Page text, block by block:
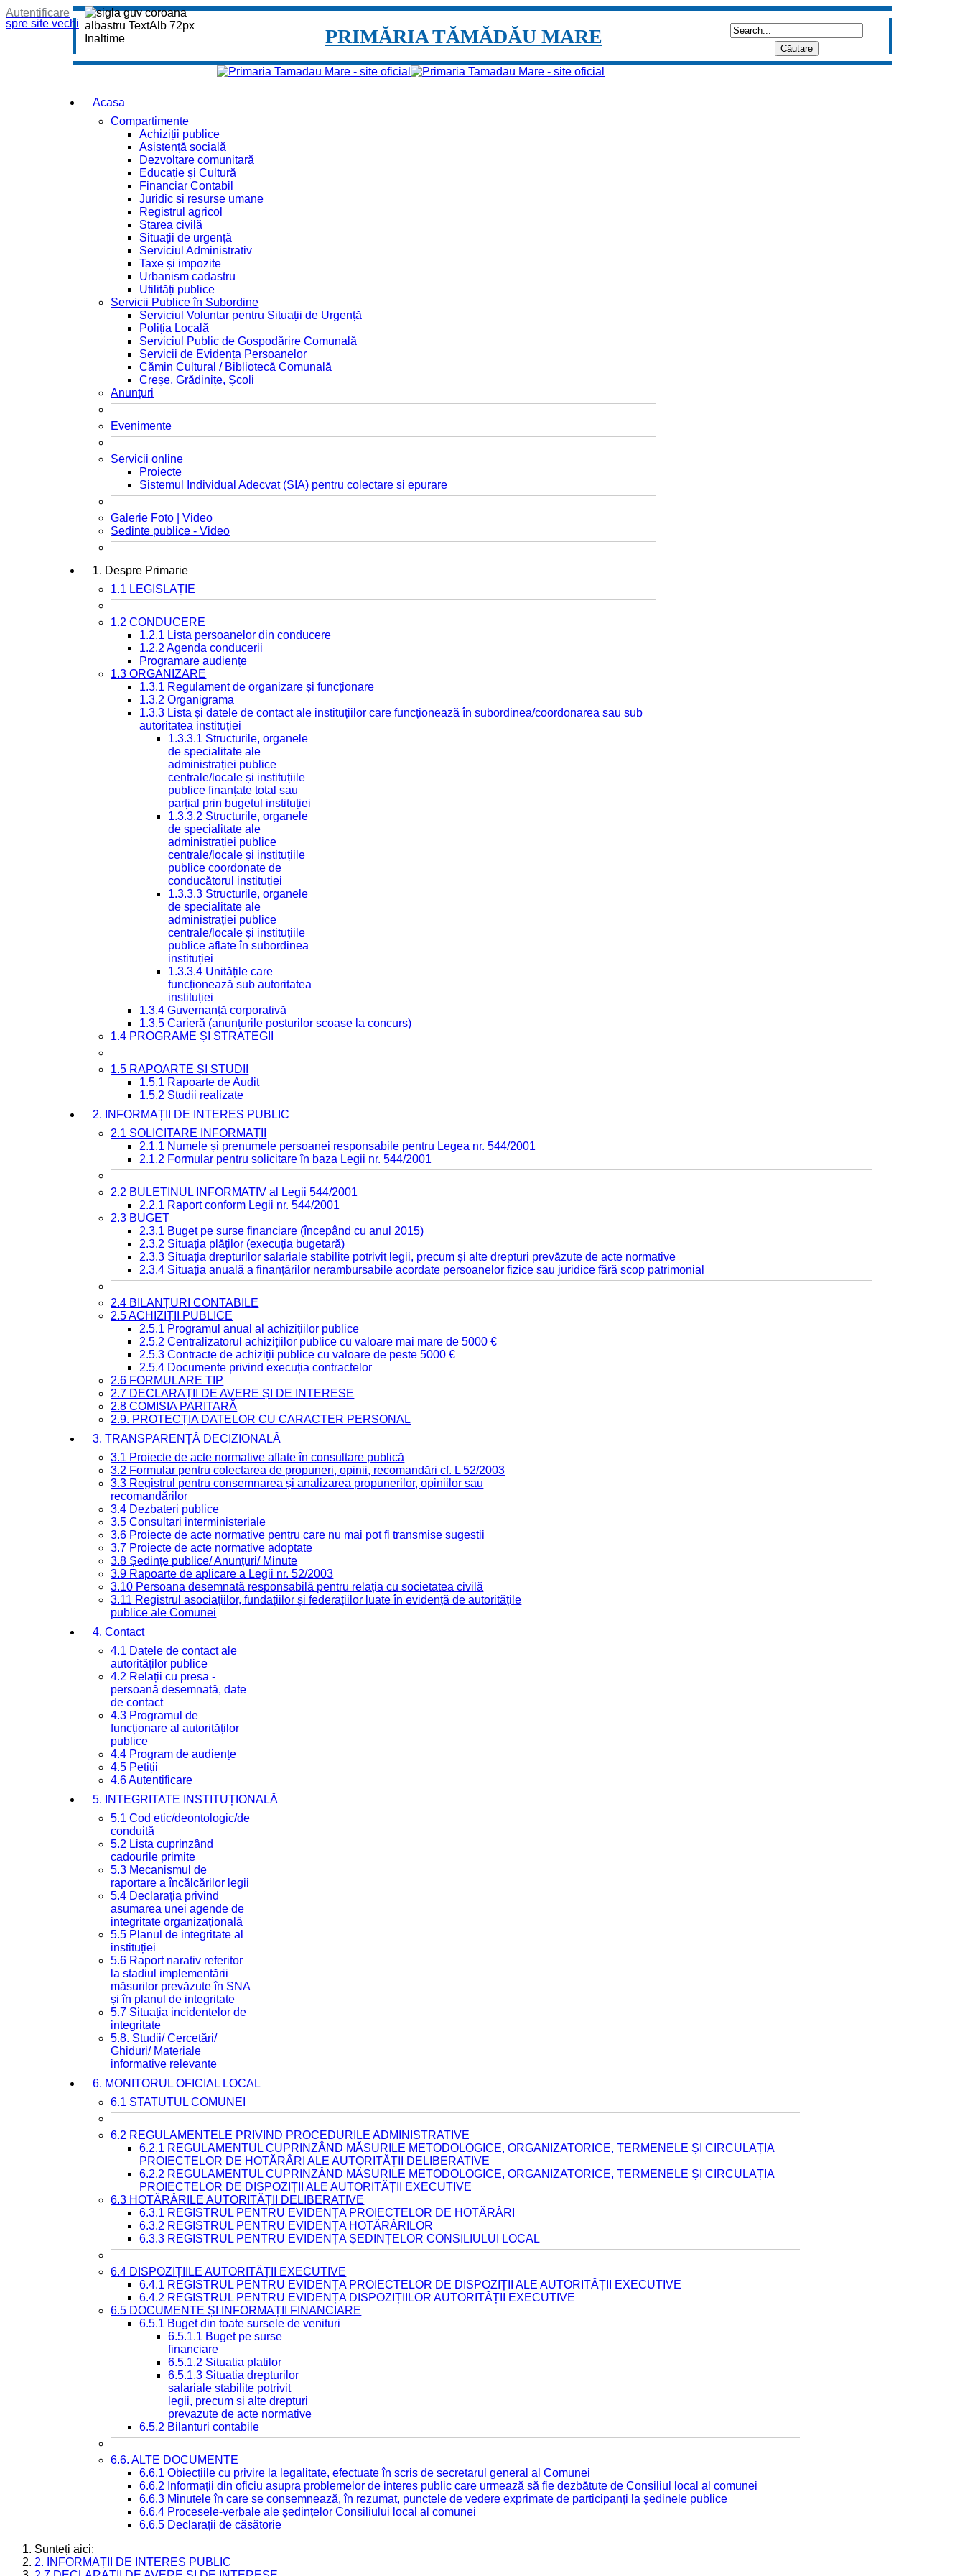
spre site vechi
Autentificare
PRIMĂRIA TĂMĂDĂU MARE
Acasa
Compartimente
Achiziții publice
Asistență socială
Dezvoltare comunitară
Educație și Cultură
Financiar Contabil
Juridic si resurse umane
Registrul agricol
Starea civilă
Situații de urgență
Serviciul Administrativ
Taxe și impozite
Urbanism cadastru
Utilități publice
Servicii Publice în Subordine
Serviciul Voluntar pentru Situații de Urgență
Poliția Locală
Serviciul Public de Gospodărire Comunală
Servicii de Evidența Persoanelor
Cămin Cultural / Bibliotecă Comunală
Creșe, Grădinițe, Școli
Anunțuri
Evenimente
Servicii online
Proiecte
Sistemul Individual Adecvat (SIA) pentru colectare si epurare
Galerie Foto | Video
Sedinte publice - Video
1. Despre Primarie
1.1 LEGISLAȚIE
1.2 CONDUCERE
1.2.1 Lista persoanelor din conducere
1.2.2 Agenda conducerii
Programare audiențe
1.3 ORGANIZARE
1.3.1 Regulament de organizare și funcționare
1.3.2 Organigrama
1.3.3 Lista și datele de contact ale instituțiilor care funcționează în subordinea/coordonarea sau sub
autoritatea instituției
1.3.3.1 Structurile, organele
de specialitate ale
administrației publice
centrale/locale și instituțiile
publice finanțate total sau
parțial prin bugetul instituției
1.3.3.2 Structurile, organele
de specialitate ale
administrației publice
centrale/locale și instituțiile
publice coordonate de
conducătorul instituției
1.3.3.3 Structurile, organele
de specialitate ale
administrației publice
centrale/locale și instituțiile
publice aflate în subordinea
instituției
1.3.3.4 Unitățile care
funcționează sub autoritatea
instituției
1.3.4 Guvernanță corporativă
1.3.5 Carieră (anunțurile posturilor scoase la concurs)
1.4 PROGRAME ȘI STRATEGII
1.5 RAPOARTE ȘI STUDII
1.5.1 Rapoarte de Audit
1.5.2 Studii realizate
2. INFORMAȚII DE INTERES PUBLIC
2.1 SOLICITARE INFORMAȚII
2.1.1 Numele și prenumele persoanei responsabile pentru Legea nr. 544/2001
2.1.2 Formular pentru solicitare în baza Legii nr. 544/2001
2.2 BULETINUL INFORMATIV al Legii 544/2001
2.2.1 Raport conform Legii nr. 544/2001
2.3 BUGET
2.3.1 Buget pe surse financiare (începând cu anul 2015)
2.3.2 Situația plăților (execuția bugetară)
2.3.3 Situația drepturilor salariale stabilite potrivit legii, precum și alte drepturi prevăzute de acte normative
2.3.4 Situația anuală a finanțărilor nerambursabile acordate persoanelor fizice sau juridice fără scop patrimonial
2.4 BILANȚURI CONTABILE
2.5 ACHIZIȚII PUBLICE
2.5.1 Programul anual al achizițiilor publice
2.5.2 Centralizatorul achizițiilor publice cu valoare mai mare de 5000 €
2.5.3 Contracte de achiziții publice cu valoare de peste 5000 €
2.5.4 Documente privind execuția contractelor
2.6 FORMULARE TIP
2.7 DECLARAȚII DE AVERE ȘI DE INTERESE
2.8 COMISIA PARITARĂ
2.9. PROTECȚIA DATELOR CU CARACTER PERSONAL
3. TRANSPARENȚĂ DECIZIONALĂ
3.1 Proiecte de acte normative aflate în consultare publică
3.2 Formular pentru colectarea de propuneri, opinii, recomandări cf. L 52/2003
3.3 Registrul pentru consemnarea și analizarea propunerilor, opiniilor sau
recomandărilor
3.4 Dezbateri publice
3.5 Consultari interministeriale
3.6 Proiecte de acte normative pentru care nu mai pot fi transmise sugestii
3.7 Proiecte de acte normative adoptate
3.8 Ședințe publice/ Anunțuri/ Minute
3.9 Rapoarte de aplicare a Legii nr. 52/2003
3.10 Persoana desemnată responsabilă pentru relația cu societatea civilă
3.11 Registrul asociațiilor, fundațiilor și federațiilor luate în evidență de autoritățile
publice ale Comunei
4. Contact
4.1 Datele de contact ale
autorităților publice
4.2 Relații cu presa -
persoană desemnată, date
de contact
4.3 Programul de
funcționare al autorităților
publice
4.4 Program de audiențe
4.5 Petiții
4.6 Autentificare
5. INTEGRITATE INSTITUȚIONALĂ
5.1 Cod etic/deontologic/de
conduită
5.2 Lista cuprinzând
cadourile primite
5.3 Mecanismul de
raportare a încălcărilor legii
5.4 Declarația privind
asumarea unei agende de
integritate organizațională
5.5 Planul de integritate al
instituției
5.6 Raport narativ referitor
la stadiul implementării
măsurilor prevăzute în SNA
și în planul de integritate
5.7 Situația incidentelor de
integritate
5.8. Studii/ Cercetări/
Ghiduri/ Materiale
informative relevante
6. MONITORUL OFICIAL LOCAL
6.1 STATUTUL COMUNEI
6.2 REGULAMENTELE PRIVIND PROCEDURILE ADMINISTRATIVE
6.2.1 REGULAMENTUL CUPRINZÂND MĂSURILE METODOLOGICE, ORGANIZATORICE, TERMENELE ȘI CIRCULAȚIA
PROIECTELOR DE HOTĂRÂRI ALE AUTORITĂȚII DELIBERATIVE
6.2.2 REGULAMENTUL CUPRINZÂND MĂSURILE METODOLOGICE, ORGANIZATORICE, TERMENELE ȘI CIRCULAȚIA
PROIECTELOR DE DISPOZIȚII ALE AUTORITĂȚII EXECUTIVE
6.3 HOTĂRÂRILE AUTORITĂȚII DELIBERATIVE
6.3.1 REGISTRUL PENTRU EVIDENȚA PROIECTELOR DE HOTĂRÂRI
6.3.2 REGISTRUL PENTRU EVIDENȚA HOTĂRÂRILOR
6.3.3 REGISTRUL PENTRU EVIDENȚA ȘEDINȚELOR CONSILIULUI LOCAL
6.4 DISPOZIȚIILE AUTORITĂȚII EXECUTIVE
6.4.1 REGISTRUL PENTRU EVIDENȚA PROIECTELOR DE DISPOZIȚII ALE AUTORITĂȚII EXECUTIVE
6.4.2 REGISTRUL PENTRU EVIDENȚA DISPOZIȚIILOR AUTORITĂȚII EXECUTIVE
6.5 DOCUMENTE ȘI INFORMAȚII FINANCIARE
6.5.1 Buget din toate sursele de venituri
6.5.1.1 Buget pe surse
financiare
6.5.1.2 Situatia platilor
6.5.1.3 Situatia drepturilor
salariale stabilite potrivit
legii, precum si alte drepturi
prevazute de acte normative
6.5.2 Bilanturi contabile
6.6. ALTE DOCUMENTE
6.6.1 Obiecțiile cu privire la legalitate, efectuate în scris de secretarul general al Comunei
6.6.2 Informații din oficiu asupra problemelor de interes public care urmează să fie dezbătute de Consiliul local al comunei
6.6.3 Minutele în care se consemnează, în rezumat, punctele de vedere exprimate de participanți la ședinele publice
6.6.4 Procesele-verbale ale ședințelor Consiliului local al comunei
6.6.5 Declarații de căsătorie
Sunteți aici:
2. INFORMAȚII DE INTERES PUBLIC